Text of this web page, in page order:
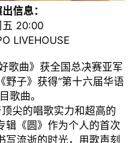
信息：
20:00
LIVEHOUSE
歌曲》获全国总决赛亚军
野子》获得“第十六届华语
歌曲。
尖的唱歌实力和超高的
辑《圆》作为个人的首次
写流逝的时光，用歌声刻